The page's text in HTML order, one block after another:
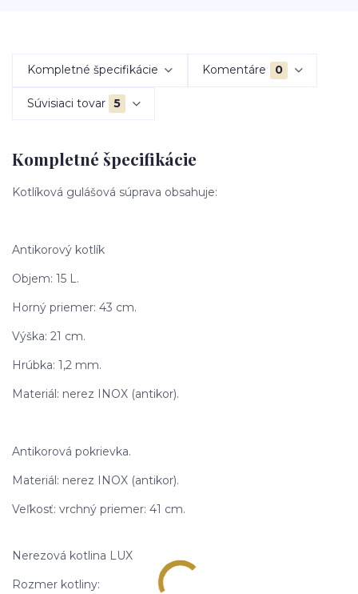
Kompletné špecifikácie Komentáre 0
Súvisiaci tovar 5
Kompletné špecifikácie
Kotlíková gulášová súprava obsahuje:
Antikorový kotlík
Objem: 15 L.
Horný priemer: 43 cm.
Výška: 21 cm.
Hrúbka: 1,2 mm.
Materiál: nerez INOX (antikor).
Antikorová pokrievka.
Materiál: nerez INOX (antikor).
Veľkosť: vrchný priemer: 41 cm.
Nerezová kotlina LUX
Rozmer kotliny: